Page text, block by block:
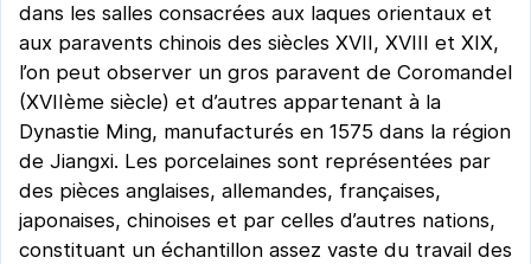
dans les salles consacrées aux laques orientaux et
aux paravents chinois des siècles XVII, XVIII et XIX,
l’on peut observer un gros paravent de Coromandel
(XVIIème siècle) et d’autres appartenant à la
Dynastie Ming, manufacturés en 1575 dans la région
de Jiangxi. Les porcelaines sont représentées par
des pièces anglaises, allemandes, françaises,
japonaises, chinoises et par celles d’autres nations,
constituant un échantillon assez vaste du travail des